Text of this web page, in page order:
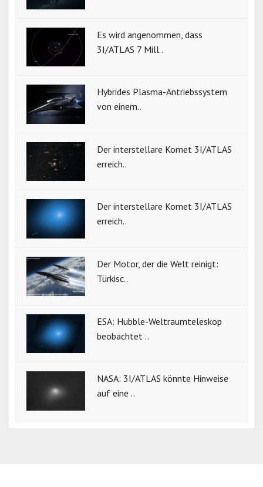
Es wird angenommen, dass
3I/ATLAS 7 Mill..
Hybrides Plasma-Antriebssystem
von einem..
Der interstellare Komet 3I/ATLAS
erreich..
Der interstellare Komet 3I/ATLAS
erreich..
Der Motor, der die Welt reinigt:
Türkisc..
ESA: Hubble-Weltraumteleskop
beobachtet ..
NASA: 3I/ATLAS könnte Hinweise
auf eine ..